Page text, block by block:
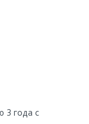
3 года с